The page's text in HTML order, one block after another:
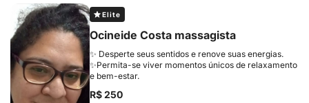
Elite
Ocineide Costa massagista
✨ Desperte seus sentidos e renove suas energias.
✨Permita-se viver momentos únicos de relaxamento
e bem-estar.
R$ 250